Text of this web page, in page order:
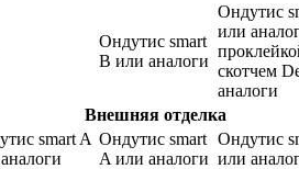
Ондутис smart
B или аналоги
Ондутис
или
скотчем
аналоги
Внешняя отделка
smart A Ондутис smart
A или аналоги
Ондутис
или